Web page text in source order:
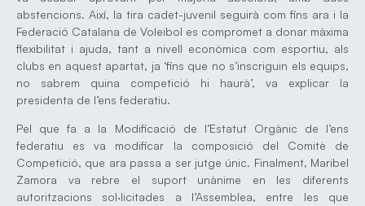
abstencions. Així, la tira cadet-juvenil seguirà com fins ara i la
Federació Catalana de Voleibol es compromet a donar màxima
flexibilitat i ajuda, tant a nivell econòmica com esportiu, als
clubs en aquest apartat, ja ‘fins que no s’inscriguin els equips,
no sabrem quina competició hi haurà’, va explicar la
presidenta de l’ens federatiu.
Pel que fa a la Modificació de l’Estatut Orgànic de l’ens
federatiu es va modificar la composició del Comitè de
Competició, que ara passa a ser jutge únic. Finalment, Maribel
Zamora va rebre el suport unànime en les diferents
autoritzacions sol·licitades a l’Assemblea, entre les que